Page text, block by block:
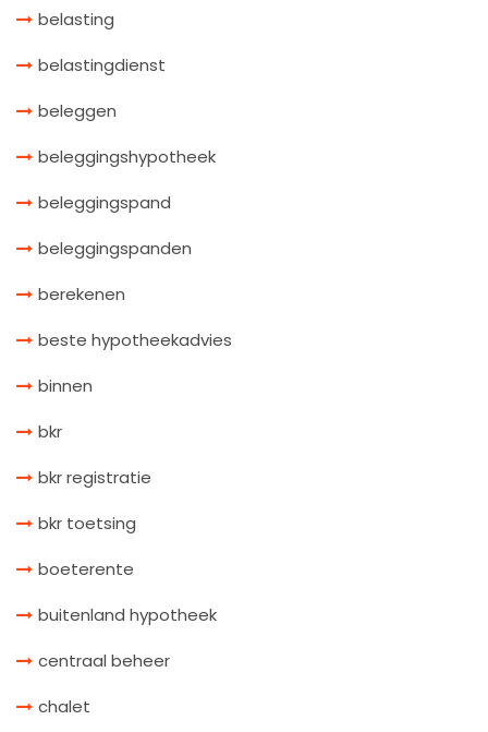
belasting
belastingdienst
beleggen
beleggingshypotheek
beleggingspand
beleggingspanden
berekenen
beste hypotheekadvies
binnen
bkr
bkr registratie
bkr toetsing
boeterente
buitenland hypotheek
centraal beheer
chalet